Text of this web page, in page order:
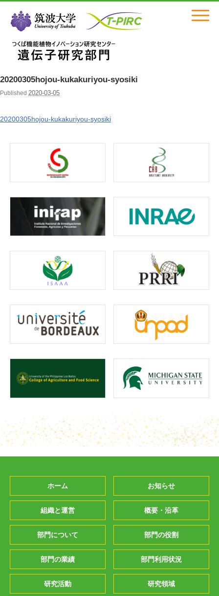
Click
20200305hojou-kukakuriyou-syosiki
Published 2020-03-05
20200305hojou-kukakuriyou-syosiki
ホーム お知らせ
組織と運営 概要・沿革
部門について 部門の役割
部門の業績 部門利用状況
研究活動 研究領域